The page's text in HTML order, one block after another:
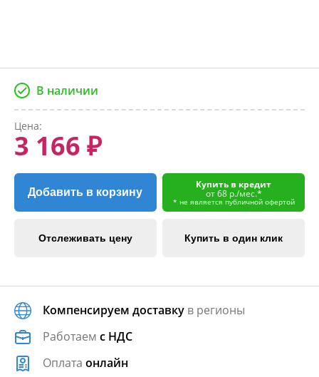
В наличии
Цена:
3 166 ₽
Добавить в корзину
Купить в кредит
от 68 р./мес.*
* не является публичной офертой
Отслеживать цену Купить в один клик
Компенсируем доставку в регионы
Работаем с НДС
Оплата онлайн